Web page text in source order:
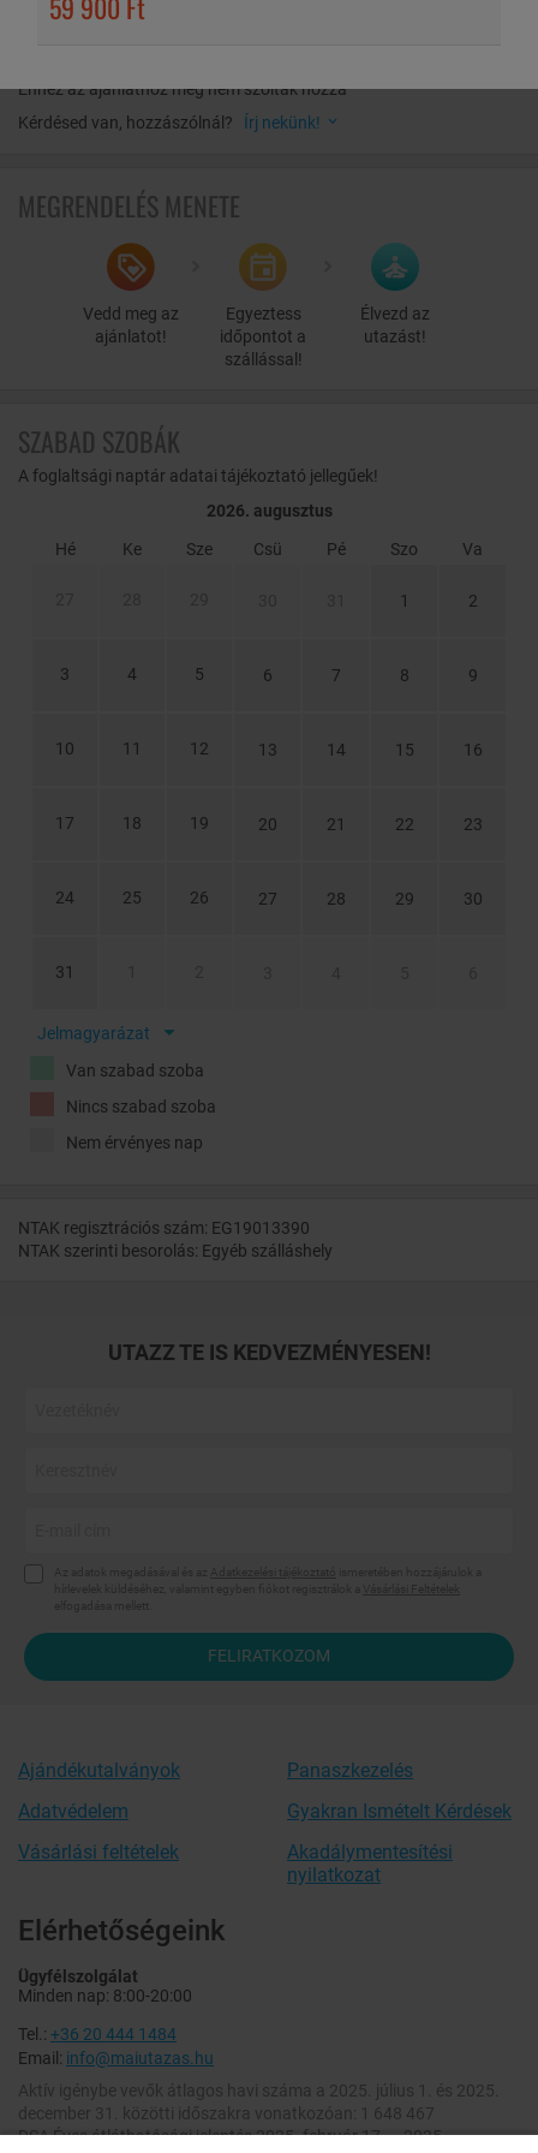
Apartman épület-komplexumába, ha pihenésre és tartalmas
Ehhez az ajánlathoz még nem szóltak hozzá
Kérdésed van, hozzászólnál?
Írj nekünk!
MEGRENDELÉS MENETE
Vedd meg az
ajánlatot!
Egyeztess
időpontot a
szállással!
Élvezd az
utazást!
SZABAD SZOBÁK
A foglaltsági naptár adatai tájékoztató jellegűek!
2026. augusztus
Hé
Ke Sze Csü Pé Szo Va
1 2
3 4 5 6 7 8 9
10 11 12 13 14 15 16
17 18 19 20 21 22 23
24 25 26 27 28 29 30
31
Jelmagyarázat
Van szabad szoba
Nincs szabad szoba
Nem érvényes nap
NTAK regisztrációs szám: EG19013390
NTAK szerinti besorolás: Egyéb szálláshely
UTAZZ TE IS KEDVEZMÉNYESEN!
FELIRATKOZOM
Ajándékutalványok
Adatvédelem
Vásárlási feltételek
Panaszkezelés
Gyakran Ismételt Kérdések
Akadálymentesítési
nyilatkozat
Elérhetőségeink
Ügyfélszolgálat
Minden nap: 8:00-20:00
Tel.: +36 20 444 1484
Email: info@maiutazas.hu
Aktív igénybe vevők átlagos havi száma a 2025. július 1. és 2025.
december 31. közötti időszakra vonatkozóan: 1 648 467
DSA Éves átláthatósági jelentés 2025. február 17. – 2025.